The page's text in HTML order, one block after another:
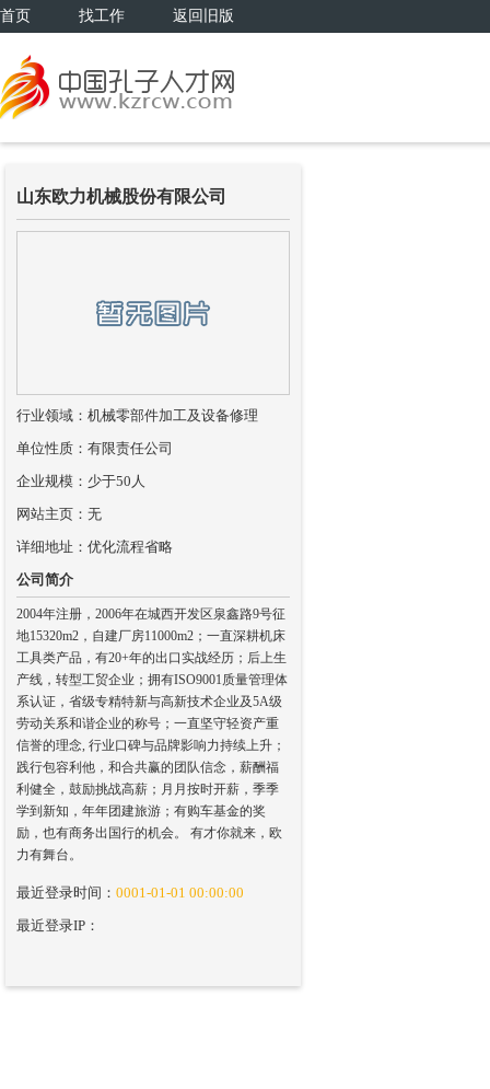
首页 找工作 返回旧版
山东欧力机械股份有限公司
行业领域：机械零部件加工及设备修理
单位性质：有限责任公司
企业规模：少于50人
网站主页：无
详细地址：优化流程省略
公司简介
2004年注册，2006年在城西开发区泉鑫路9号征
地15320m2，自建厂房11000m2；一直深耕机床
工具类产品，有20+年的出口实战经历；后上生
产线，转型工贸企业；拥有ISO9001质量管理体
系认证，省级专精特新与高新技术企业及5A级
劳动关系和谐企业的称号；一直坚守轻资产重
信誉的理念, 行业口碑与品牌影响力持续上升；
践行包容利他，和合共赢的团队信念，薪酬福
利健全，鼓励挑战高薪；月月按时开薪，季季
学到新知，年年团建旅游；有购车基金的奖
励，也有商务出国行的机会。 有才你就来，欧
力有舞台。
最近登录时间： 0001-01-01 00:00:00
最近登录IP：